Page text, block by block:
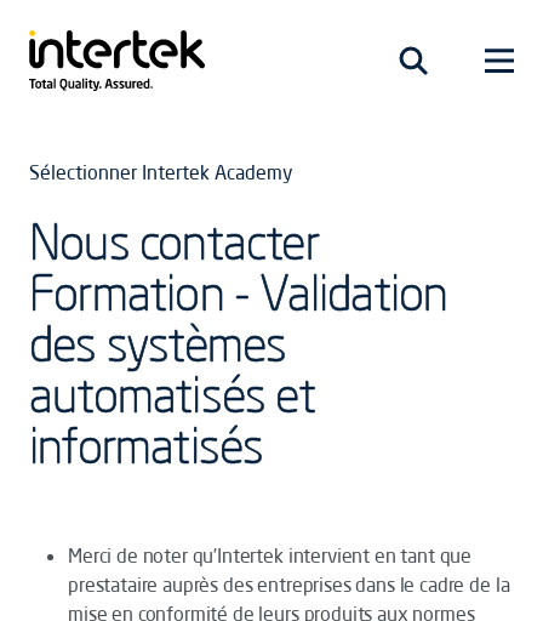
Sélectionner Intertek Academy
Nous contacter
Formation - Validation
des systèmes
automatisés et
informatisés
Merci de noter qu’Intertek intervient en tant que
prestataire auprès des entreprises dans le cadre de la
mise en conformité de leurs produits aux normes